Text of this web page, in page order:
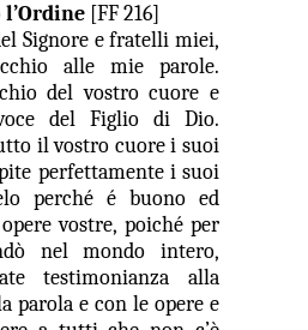
[FF 216]
Signore e fratelli miei,
alle mie parole.
del vostro cuore e
del Figlio di Dio.
il vostro cuore i suoi
perfettamente i suoi
perché é buono ed
vostre, poiché per
nel mondo intero,
testimonianza alla
parola e con le opere e